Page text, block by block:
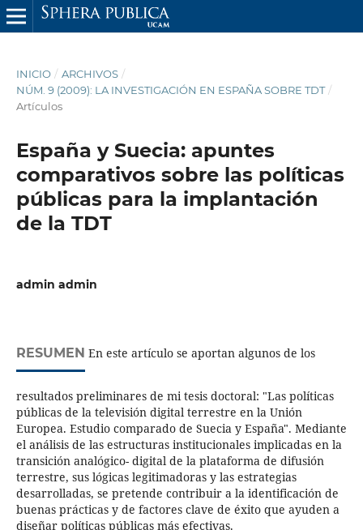
INICIO / ARCHIVOS /
NÚM. 9 (2009): LA INVESTIGACIÓN EN ESPAÑA SOBRE TDT /
Artículos
España y Suecia: apuntes
comparativos sobre las políticas
públicas para la implantación
de la TDT
admin admin
RESUMEN En este artículo se aportan algunos de los
resultados preliminares de mi tesis doctoral: "Las políticas
públicas de la televisión digital terrestre en la Unión
Europea. Estudio comparado de Suecia y España". Mediante
el análisis de las estructuras institucionales implicadas en la
transición analógico- digital de la plataforma de difusión
terrestre, sus lógicas legitimadoras y las estrategias
desarrolladas, se pretende contribuir a la identificación de
buenas prácticas y de factores clave de éxito que ayuden a
diseñar políticas públicas más efectivas.